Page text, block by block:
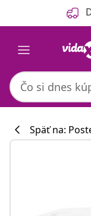
Predchádzajúce
Späť na: